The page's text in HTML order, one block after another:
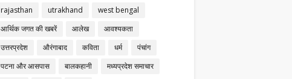
rajasthan
utrakhand
west bengal
आर्थिक जगत की खबरें
आलेख
आवश्यकता
उत्तरप्रदेश
औरंगाबाद कविता धर्म
पंचांग
पटना और आसपास
बालकहानी
मध्यप्रदेश समाचार